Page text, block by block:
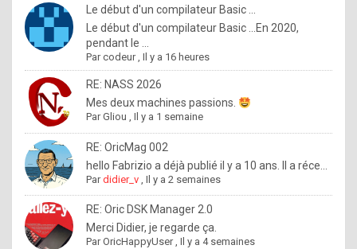
m
a
d
b
y
o
l
e
x
Le début d'un compilateur Basic ...
Le début d'un compilateur Basic ...En 2020,
pendant le ...
Parcodeur,Il y a 16 heures
RE: NASS 2026
Mes deux machines passions.
ParGliou ,Il y a 1 semaine
RE: OricMag 002
hello Fabrizio a déjà publié il y a 10 ans. Il a réce...
Pardidier_v ,Il y a 2 semaines
RE: Oric DSK Manager 2.0
Merci Didier, je regarde ça.
ParOricHappyUser,Il y a 4 semaines